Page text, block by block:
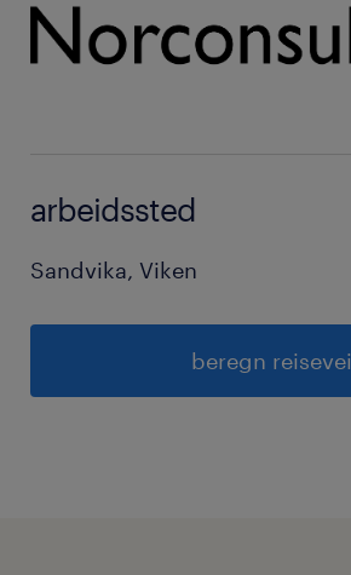
arbeidssted
Sandvika, Viken
beregn reisevei